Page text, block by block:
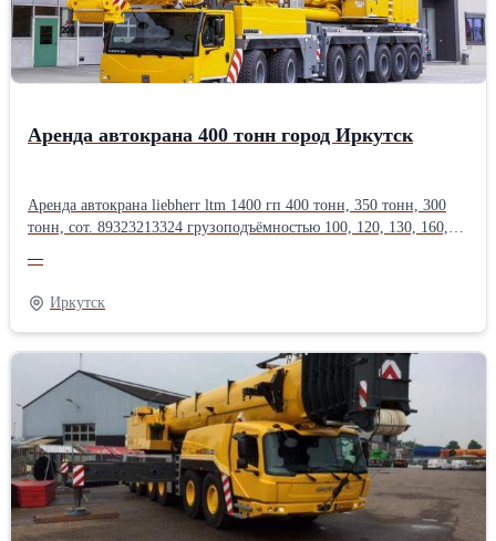
Аренда автокрана 400 тонн город Иркутск
Аренда автокрана liebherr ltm 1400 гп 400 тонн, 350 тонн, 300
тонн, сот. 89323213324 грузоподъёмностью 100, 120, 130, 160,
тяжеловесного оборудования в нефтегазовой, энергетической,
химической, металлургической
промышленности.Производитель: Liebherr
—
Иркутск